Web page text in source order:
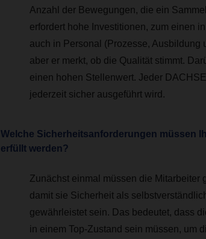
Anzahl der Bewegungen, die ein
erfordert hohe Investitionen, zum einen
auch in Personal (Prozesse, Ausbildung
aber er merkt, ob die Qualität stimmt.
einen hohen Stellenwert. Jeder
jederzeit sicher ausgeführt wird.
Welche Sicherheitsanforderungen müssen
erfüllt werden?
Zunächst einmal müssen die Mitarbeiter
damit sie Sicherheit als
gewährleistet sein. Das bedeutet, dass
in einem Top-Zustand sein müssen, um